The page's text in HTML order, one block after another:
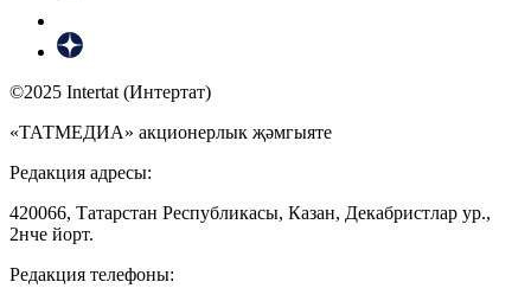
©2025 Intertat (Интертат)
«ТАТМЕДИА» акционерлык җәмгыяте
Редакция адресы:
420066, Татарстан Республикасы, Казан, Декабристлар ур.,
2нче йорт.
Редакция телефоны: